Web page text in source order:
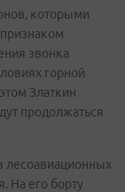
которыми
звонка
горной
Златкин
продолжаться
лесоавиационных
На его борту